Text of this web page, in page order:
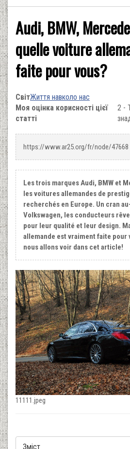
Audi, BMW,
quelle voiture
faite pour vous?
СвітЖиття навколо нас
Моя оцінка корисності цієї
статті
2 -
https://www.ar25.org/fr/node/47668
Les trois marques Audi, BMW et
les voitures allemandes de
recherchés en Europe. Un cran
Volkswagen, les conducteurs
pour leur qualité et leur design.
allemande est vraiment faite pour
nous allons voir dans cet article!
11111.jpeg